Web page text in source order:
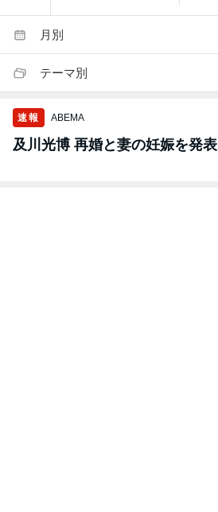
月別
テーマ別
速報 ABEMA
及川光博 再婚と妻の妊娠を発表